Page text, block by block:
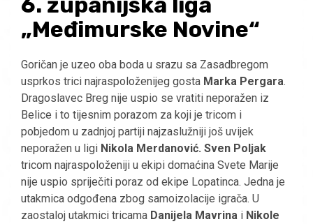
„Međimurske Novine“
Goričan je uzeo oba boda u srazu sa Zasadbregom
usprkos trici najraspoloženijeg gosta Marka Pergara.
Dragoslavec Breg nije uspio se vratiti neporažen iz
Belice i to tijesnim porazom za koji je tricom i
pobjedom u zadnjoj partiji najzaslužniji još uvijek
neporažen u ligi Nikola Merdanović. Sven Poljak
tricom najraspoloženiji u ekipi domaćina Svete Marije
nije uspio spriječiti poraz od ekipe Lopatinca. Jedna je
utakmica odgođena zbog samoizolacije igrača. U
zaostaloj utakmici tricama Danijela Mavrina i Nikole